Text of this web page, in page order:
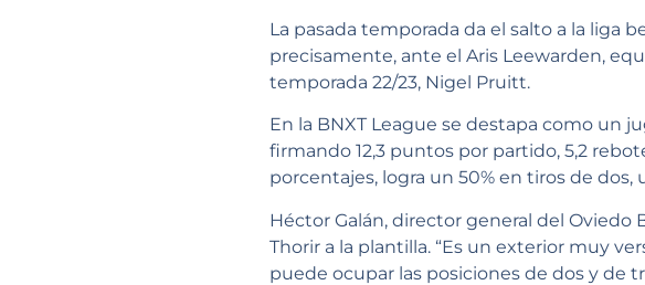
La pasada temporada da el salto a la liga
precisamente, ante el Aris Leewarden,
temporada 22/23, Nigel Pruitt.
En la BNXT League se destapa como un
firmando 12,3 puntos por partido, 5,2
porcentajes, logra un 50% en tiros de
Héctor Galán, director general del Oviedo
Thorir a la plantilla. “Es un exterior muy
puede ocupar las posiciones de dos y de